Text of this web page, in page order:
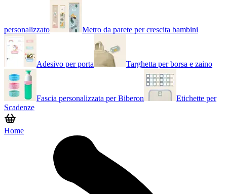
personalizzato Metro da parete per crescita bambini
Adesivo per porta Targhetta per borsa e zaino
Fascia personalizzata per Biberon
Etichette per
Scadenze
Home